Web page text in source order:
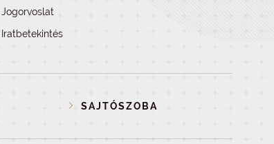
Jogorvoslat
Iratbetekintés
SAJTÓSZOBA